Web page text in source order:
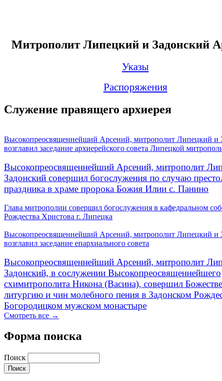
Митрополит Липецкий и Задонский
Указы
Распоряжения
Служение правящего архиерея
Высокопреосвященнейший Арсений, митрополит Липецкий и
возглавил заседание архиерейского совета Липецкой
Высокопреосвященнейший Арсений, митрополит
Задонский совершил богослужения по случаю
праздника в храме пророка Божия Илии с. Панино
Глава митрополии совершил богослужения в кафедральном
Рождества Христова г. Липецка
Высокопреосвященнейший Арсений, митрополит Липецкий и
возглавил заседание епархиального совета
Высокопреосвященнейший Арсений, митрополит
Задонский, в сослужении Высокопреосвященнейшего
схимитрополита Никона (Васина), совершил
литургию и чин молебного пения в Задонском
Богородицком мужском монастыре
Смотреть все →
Форма поиска
Поиск